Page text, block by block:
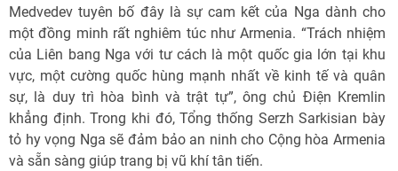
Medvedev tuyên bố đây là sự cam kết của Nga dành cho
một đồng minh rất nghiêm túc như Armenia. “Trách nhiệm
của Liên bang Nga với tư cách là một quốc gia lớn tại khu
vực, một cường quốc hùng mạnh nhất về kinh tế và quân
sự, là duy trì hòa bình và trật tự”, ông chủ Điện Kremlin
khẳng định. Trong khi đó, Tổng thống Serzh Sarkisian bày
tỏ hy vọng Nga sẽ đảm bảo an ninh cho Cộng hòa Armenia
và sẵn sàng giúp trang bị vũ khí tân tiến.